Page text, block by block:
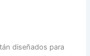
diseñados para